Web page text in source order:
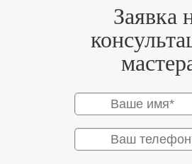
Заявка